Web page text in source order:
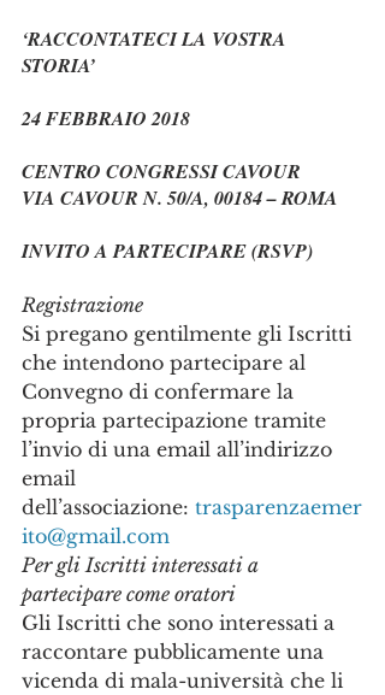
‘RACCONTATECI LA VOSTRA
STORIA’
24 FEBBRAIO 2018
CENTRO CONGRESSI CAVOUR
VIA CAVOUR N. 50/A, 00184 – ROMA
INVITO A PARTECIPARE (RSVP)
Registrazione
Si pregano gentilmente gli Iscritti
che intendono partecipare al
Convegno di confermare la
propria partecipazione tramite
l’invio di una email all’indirizzo
email
dell’associazione: trasparenzaemer
ito@gmail.com
Per gli Iscritti interessati a
partecipare come oratori
Gli Iscritti che sono interessati a
raccontare pubblicamente una
vicenda di mala-università che li